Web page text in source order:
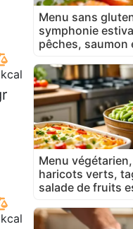
Menu sans
symphonie
pêches,
Menu
haricots verts,
salade de fruits